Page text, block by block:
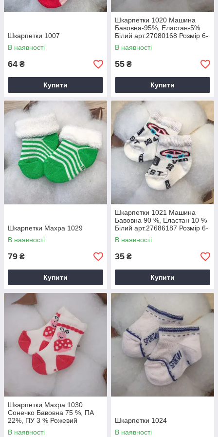
Шкарпетки 1007
В наявності
64 ₴
Купити
Шкарпетки 1020 Машина
Бавовна-95%, Еластан-5%
Білий арт.27080168 Розмір 6-
8(р)
В наявності
55 ₴
Купити
Шкарпетки Махра 1029
В наявності
79 ₴
Купити
Шкарпетки 1021 Машина
Бавовна 90 %, Еластан 10 %
Білий арт.27686187 Розмір 6-
8(р)
В наявності
35 ₴
Купити
Шкарпетки Махра 1030
Сонечко Бавовна 75 %, ПА
22%, ПУ 3 % Рожевий
арт.27074923 Розмір 10-12(р)
В наявності
Шкарпетки 1024
В наявності